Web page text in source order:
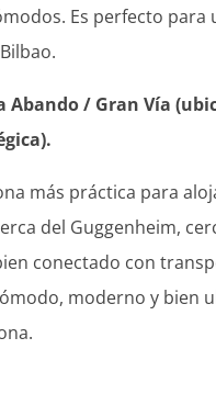
Es perfecto para
Abando / Gran Vía
más práctica para
del Guggenheim,
conectado con
moderno y bien